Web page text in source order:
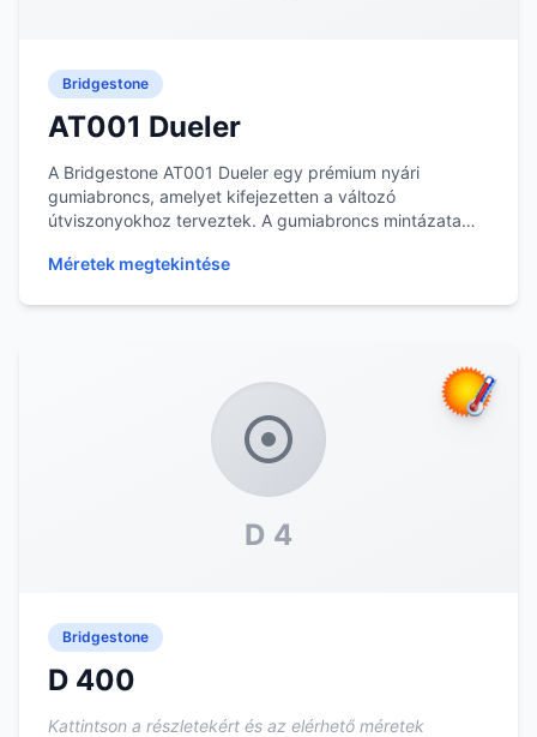
Bridgestone
AT001 Dueler
A Bridgestone AT001 Dueler egy prémium nyári
gumiabroncs, amelyet kifejezetten a változó
útviszonyokhoz terveztek. A gumiabroncs mintázata
Méretek megtekintése
D 4
Bridgestone
D 400
Kattintson a részletekért és az elérhető méretek